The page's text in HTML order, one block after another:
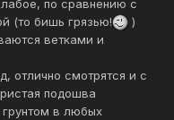
по сравнению с
(то бишь грязью!
)
ветками и
отлично смотрятся и с
подошва
в любых